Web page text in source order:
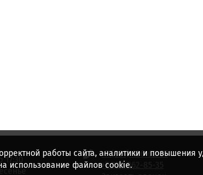
+7 (831) 436-62-57
+7 920 062-85-35
работы сайта, аналитики и повышения
использование файлов cookie.